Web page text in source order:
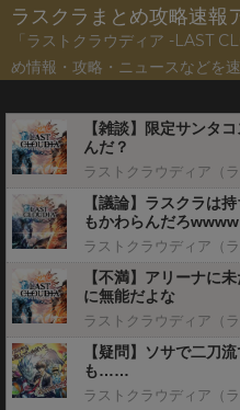
ラスクラまとめ攻略速報
「ラストクラウディア -LAST
め情報・攻略・ニュースなどを
【雑談】限定サンタ
んだ？
【議論】ラスクラは
もかわらんだろwwww
【不満】アリーナに
に無能だよな
【疑問】ソサで二刀
も……